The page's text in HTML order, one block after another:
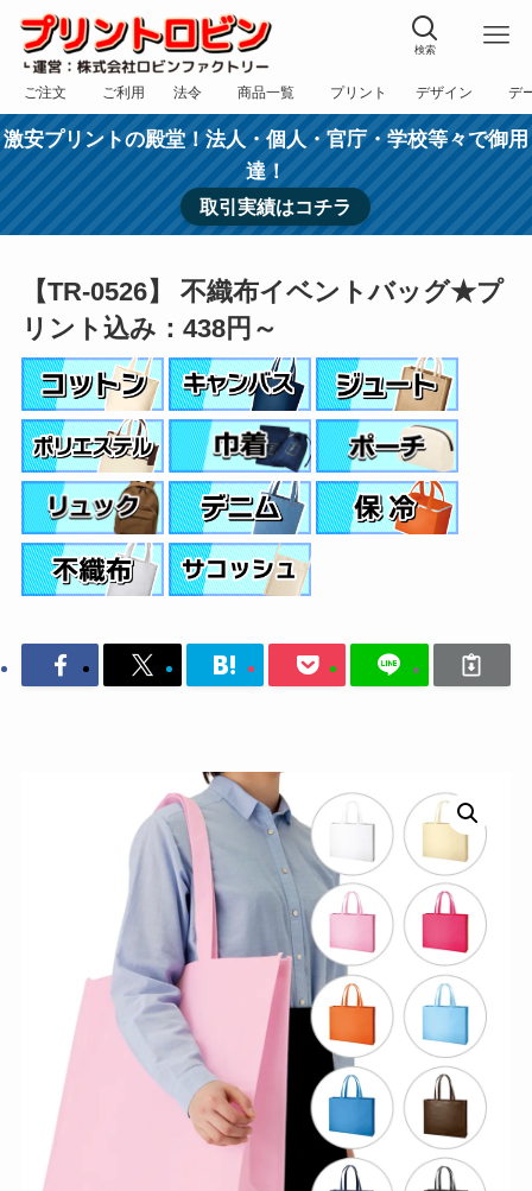
検索
ご注文
フォーム
ご利用
規約
法令
表記
商品一覧
カテゴリー
プリント
方法
デザイン
依頼
デ
入
激安プリントの殿堂！法人・個人・官庁・学校等々で御用
達！
取引実績はコチラ
【TR-0526】 不織布イベントバッグ★プ
リント込み：438円～